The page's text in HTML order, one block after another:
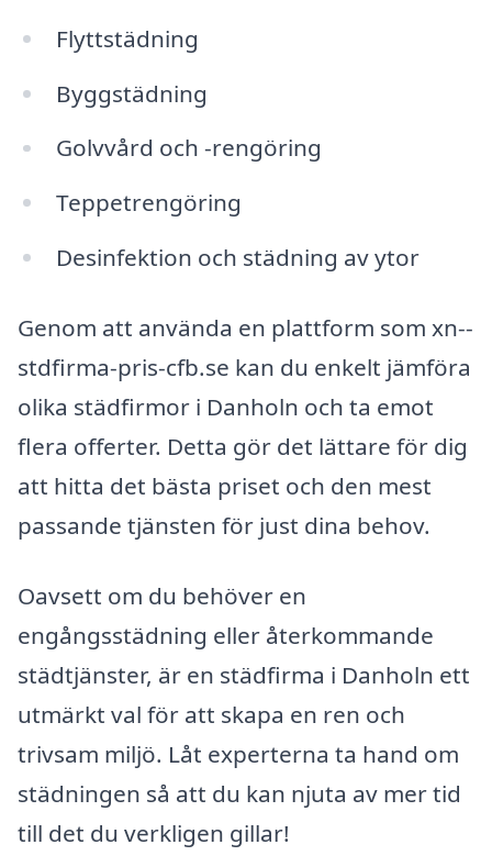
Flyttstädning
Byggstädning
Golvvård och -rengöring
Teppetrengöring
Desinfektion och städning av ytor
Genom att använda en plattform som xn--
stdfirma-pris-cfb.se kan du enkelt jämföra
olika städfirmor i Danholn och ta emot
flera offerter. Detta gör det lättare för dig
att hitta det bästa priset och den mest
passande tjänsten för just dina behov.
Oavsett om du behöver en
engångsstädning eller återkommande
städtjänster, är en städfirma i Danholn ett
utmärkt val för att skapa en ren och
trivsam miljö. Låt experterna ta hand om
städningen så att du kan njuta av mer tid
till det du verkligen gillar!